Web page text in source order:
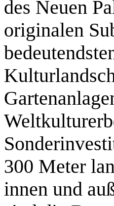
des Neuen
originalen
300 Meter
innen und